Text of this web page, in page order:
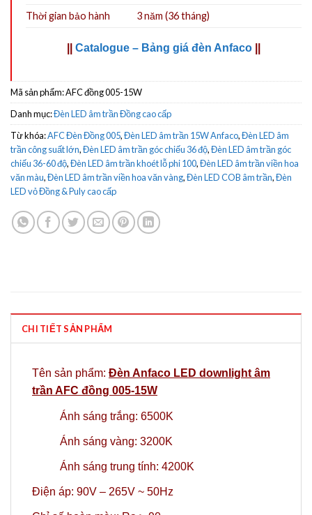
Thời gian bảo hành
3 năm (36 tháng)
Catalogue – Bảng giá đèn Anfaco
Mã sản phẩm:AFC đồng 005-15W
Danh mục:Đèn LED âm trần Đồng cao cấp
Từ khóa:AFC Đèn Đồng 005,Đèn LED âm trần 15W Anfaco,Đèn LED âm
trần công suất lớn,Đèn LED âm trần góc chiếu 36 độ,Đèn LED âm trần góc
chiếu 36-60 độ,Đèn LED âm trần khoét lỗ phi 100,Đèn LED âm trần viền hoa
văn màu,Đèn LED âm trần viền hoa văn vàng,Đèn LED COB âm trần,Đèn
LED vỏ Đồng & Puly cao cấp
CHI TIẾT SẢN PHẨM
Tên sản phẩm: Đèn Anfaco LED downlight âm
trần AFC đồng 005-15W
Ánh sáng trắng: 6500K
Ánh sáng vàng: 3200K
Ánh sáng trung tính: 4200K
Điện áp: 90V – 265V ~ 50Hz